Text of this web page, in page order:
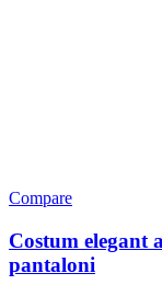
Compare
Costum elegant
pantaloni